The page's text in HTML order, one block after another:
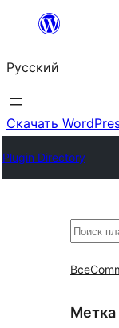
Перейти
содержимому
Русский
Скачать
Plugin Directory
Поиск
Все
Метка